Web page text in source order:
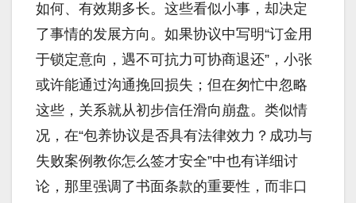
如何、有效期多长。这些看似小事，却决定
了事情的发展方向。如果协议中写明“订金用
于锁定意向，遇不可抗力可协商退还”，小张
或许能通过沟通挽回损失；但在匆忙中忽略
这些，关系就从初步信任滑向崩盘。类似情
况，在“包养协议是否具有法律效力？成功与
失败案例教你怎么签才安全”中也有详细讨
论，那里强调了书面条款的重要性，而非口